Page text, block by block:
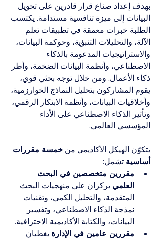
بهدف إعداد صناع قرار قادرين على تحويل
البيانات إلى ميزة تنافسية مستدامة. يكتسب
الطلبة خبرات معمقة في تطبيقات تعلم
الآلة، والتحليلات التنبؤية، وحوكمة البيانات،
والاستراتيجيات المدعومة بالذكاء
الاصطناعي، وأنظمة البيانات الضخمة، وأطر
ذكاء الأعمال. ومن خلال توجه بحثي قوي،
يقوم المشاركون بتحليل النماذج الخوارزمية،
وأخلاقيات البيانات، وأنظمة الابتكار الرقمي،
وتأثير الذكاء الاصطناعي على الأداء
المؤسسي العالمي.
يتكوّن الهيكل الأكاديمي من خمسة مقررات
أساسية تشمل:
مقررين متخصصين في البحث
العلمي يركزان على منهجيات البحث
المتقدمة، والتحليل الكمي، وتقنيات
نمذجة الذكاء الاصطناعي، وتفسير
البيانات، والكتابة الأكاديمية الاحترافية.
مقررين عامين في الإدارة يغطيان